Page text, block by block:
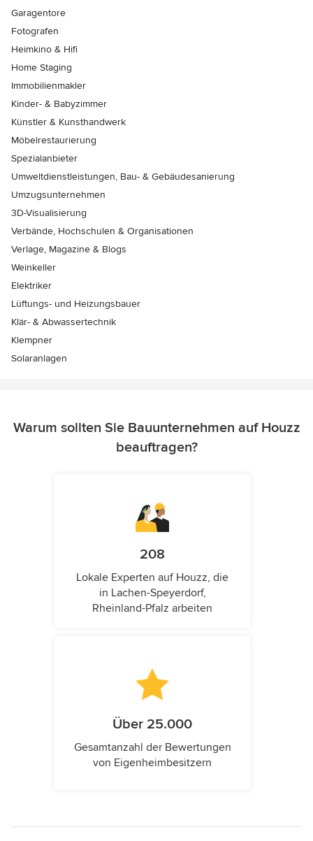
Garagentore
Fotografen
Heimkino & Hifi
Home Staging
Immobilienmakler
Kinder- & Babyzimmer
Künstler & Kunsthandwerk
Möbelrestaurierung
Spezialanbieter
Umweltdienstleistungen, Bau- & Gebäudesanierung
Umzugsunternehmen
3D-Visualisierung
Verbände, Hochschulen & Organisationen
Verlage, Magazine & Blogs
Weinkeller
Elektriker
Lüftungs- und Heizungsbauer
Klär- & Abwassertechnik
Klempner
Solaranlagen
Warum sollten Sie Bauunternehmen auf Houzz
beauftragen?
208
Lokale Experten auf Houzz, die
in Lachen-Speyerdorf,
Rheinland-Pfalz arbeiten
Über 25.000
Gesamtanzahl der Bewertungen
von Eigenheimbesitzern